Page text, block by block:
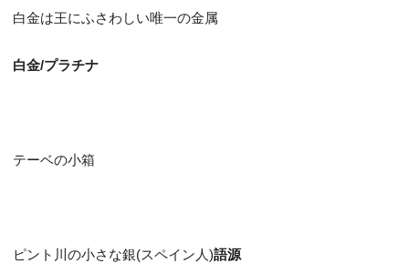
白金は王にふさわしい唯一の金属
白金/プラチナ
テーベの小箱
ピント川の小さな銀(スペイン人)語源